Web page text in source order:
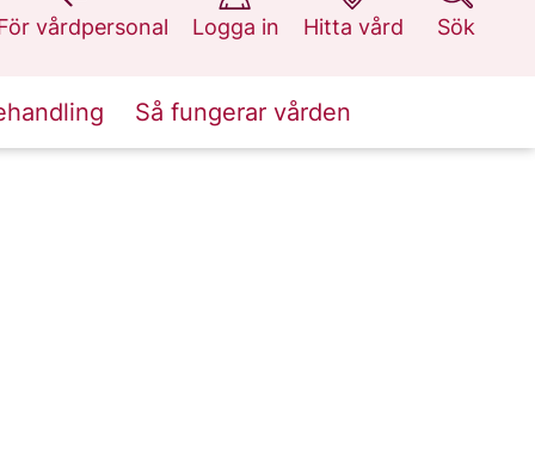
vårdpersonal
Logga in
Hitta vård
Sök
Så fungerar vården